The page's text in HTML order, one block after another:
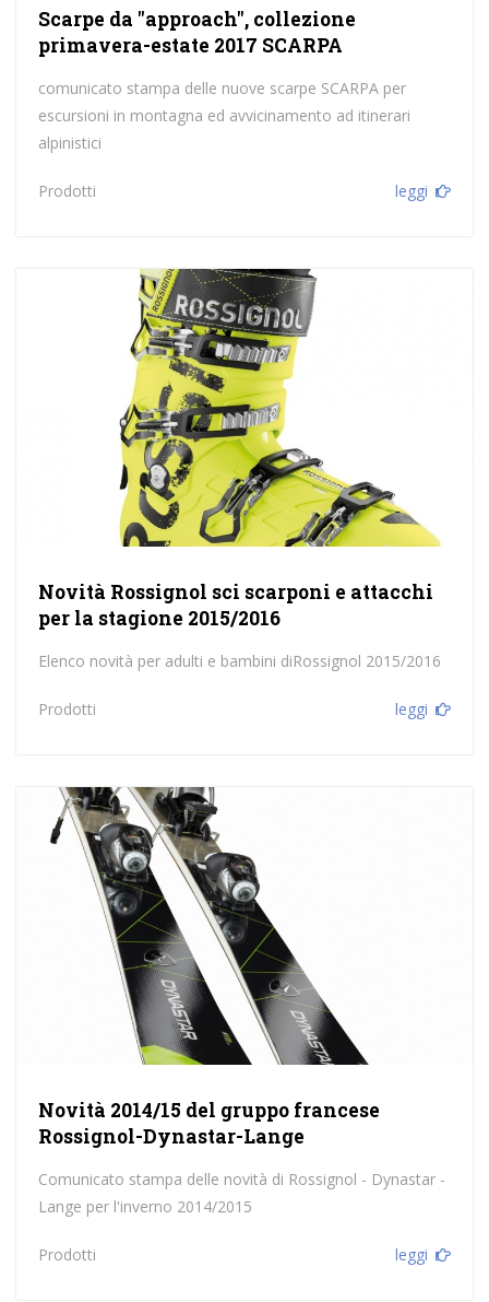
Scarpe da "approach", collezione
primavera-estate 2017 SCARPA
comunicato stampa delle nuove scarpe SCARPA per
escursioni in montagna ed avvicinamento ad itinerari
alpinistici
Prodotti leggi
Novità Rossignol sci scarponi e attacchi
per la stagione 2015/2016
Elenco novità per adulti e bambini diRossignol 2015/2016
Prodotti leggi
Novità 2014/15 del gruppo francese
Rossignol-Dynastar-Lange
Comunicato stampa delle novità di Rossignol - Dynastar -
Lange per l'inverno 2014/2015
Prodotti leggi